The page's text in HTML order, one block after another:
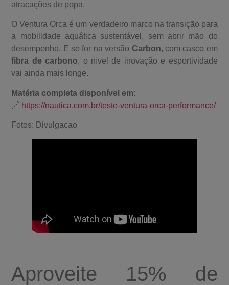
atracações de popa.
O Ventura Orca é um verdadeiro marco na transição para
a mobilidade aquática sustentável, sem abrir mão do
desempenho. E se for na versão Carbon, com casco em
fibra de carbono, o nível de inovação e esportividade
vai ainda mais longe.
Matéria completa disponível em:
🔗 https://nautica.com.br/teste-ventura-orca-performance/
Fotos: Divulgacao
Aproveite 15% de